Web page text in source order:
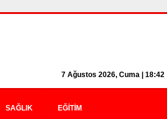
7 Ağustos 2026, Cuma | 18:42
SAĞLIK EĞITIM